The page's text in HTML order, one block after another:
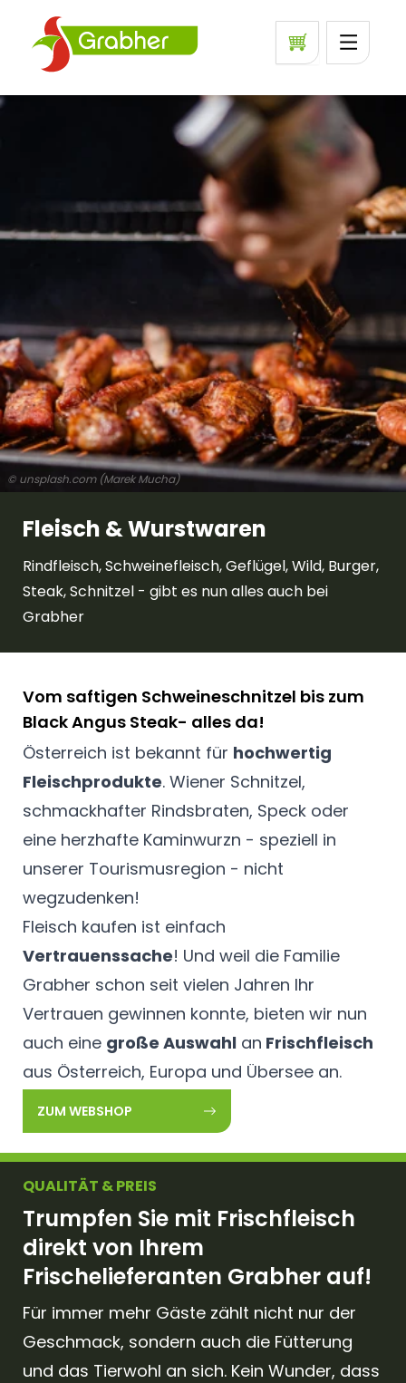
© unsplash.com (Marek Mucha)
Fleisch & Wurstwaren
Rindfleisch, Schweinefleisch, Geflügel, Wild, Burger,
Steak, Schnitzel - gibt es nun alles auch bei
Grabher
Vom saftigen Schweineschnitzel bis zum
Black Angus Steak- alles da!
Österreich ist bekannt für hochwertig
Fleischprodukte. Wiener Schnitzel,
schmackhafter Rindsbraten, Speck oder
eine herzhafte Kaminwurzn - speziell in
unserer Tourismusregion - nicht
wegzudenken!
Fleisch kaufen ist einfach
Vertrauenssache! Und weil die Familie
Grabher schon seit vielen Jahren Ihr
Vertrauen gewinnen konnte, bieten wir nun
auch eine große Auswahl an Frischfleisch
aus Österreich, Europa und Übersee an.
ZUM WEBSHOP
QUALITÄT & PREIS
Trumpfen Sie mit Frischfleisch
direkt von Ihrem
Frischelieferanten Grabher auf!
Für immer mehr Gäste zählt nicht nur der
Geschmack, sondern auch die Fütterung
und das Tierwohl an sich. Kein Wunder, dass